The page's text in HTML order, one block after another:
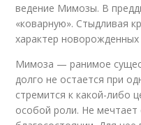
ведение Мимозы. В
«коварную». Стыдливая
характер
Мимоза — ранимое
долго не остается при
стремится к какой-либо
особой роли. Не